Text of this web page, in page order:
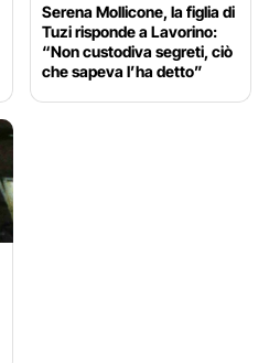
Serena Mollicone, la figlia di
Tuzi risponde a Lavorino:
“Non custodiva segreti, ciò
che sapeva l’ha detto”